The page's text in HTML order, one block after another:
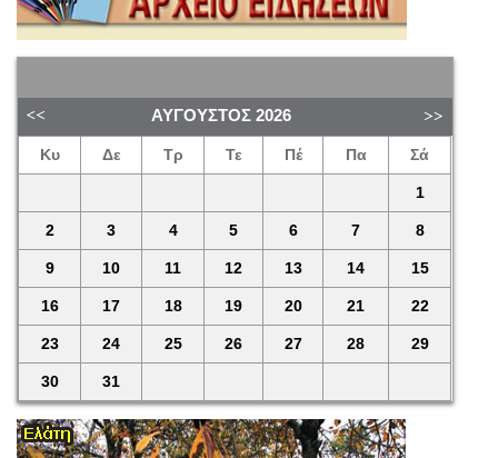
ΑΎΓΟΥΣΤΟΣ 2026
Κυ Δε Τρ Τε Πέ Πα Σά
1
2 3 4 5 6 7 8
9 10 11 12 13 14 15
16 17 18 19 20 21 22
23 24 25 26 27 28 29
30 31